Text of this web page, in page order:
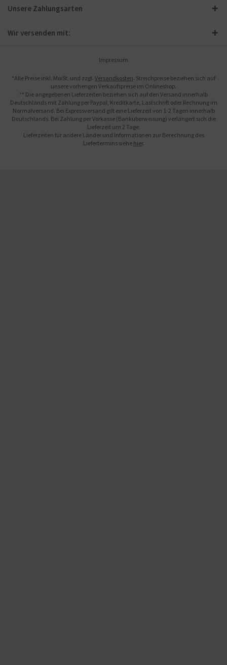
Unsere Zahlungsarten
Wir versenden mit:
Impressum
*Alle Preise inkl. MwSt. und zzgl. Versandkosten. Streichpreise beziehen sich auf
unsere vorherigen Verkaufspreise im Onlineshop.
** Die angegebenen Lieferzeiten beziehen sich auf den Versand innerhalb
Deutschlands mit Zahlung per Paypal, Kreditkarte, Lastschrift oder Rechnung im
Normalversand. Bei Expressversand gilt eine Lieferzeit von 1-2 Tagen innerhalb
Deutschlands. Bei Zahlung per Vorkasse (Banküberweisung) verlängert sich die
Lieferzeit um 2 Tage.
Lieferzeiten für andere Länder und Informationen zur Berechnung des
Liefertermins siehe hier.